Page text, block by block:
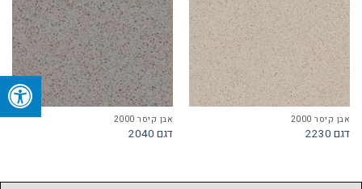
אבן קיסר 2000
דגם 2230
אבן קיסר 2000
דגם 2040